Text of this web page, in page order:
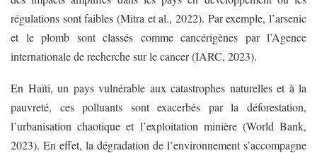
régulations sont faibles (Mitra et al., 2022). Par exemple, l’arsenic
et le plomb sont classés comme cancérigènes par l’Agence
internationale de recherche sur le cancer (IARC, 2023).
En Haïti, un pays vulnérable aux catastrophes naturelles et à la
pauvreté, ces polluants sont exacerbés par la déforestation,
l’urbanisation chaotique et l’exploitation minière (World Bank,
2023). En effet, la dégradation de l’environnement s’accompagne